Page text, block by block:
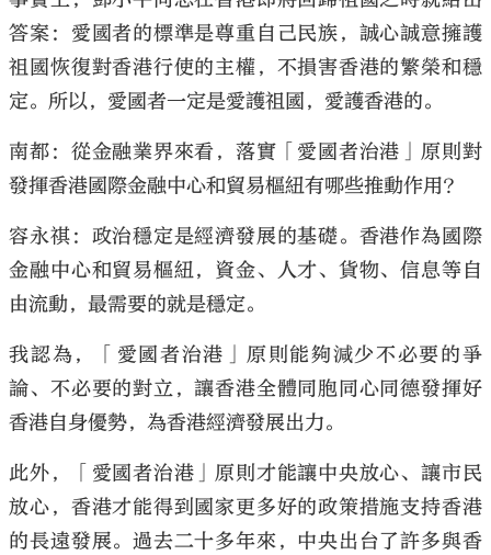
答案：愛國者的標準是尊重自己民族，誠心誠意擁護
祖國恢復對香港行使的主權，不損害香港的繁榮和穩
定。所以，愛國者一定是愛護祖國，愛護香港的。
南都：從金融業界來看，落實「愛國者治港」原則對
發揮香港國際金融中心和貿易樞紐有哪些推動作用？
容永祺：政治穩定是經濟發展的基礎。香港作為國際
金融中心和貿易樞紐，資金、人才、貨物、信息等自
由流動，最需要的就是穩定。
我認為，「愛國者治港」原則能夠減少不必要的爭
論、不必要的對立，讓香港全體同胞同心同德發揮好
香港自身優勢，為香港經濟發展出力。
此外，「愛國者治港」原則才能讓中央放心、讓市民
放心，香港才能得到國家更多好的政策措施支持香港
的長遠發展。過去二十多年來，中央出台了許多與香